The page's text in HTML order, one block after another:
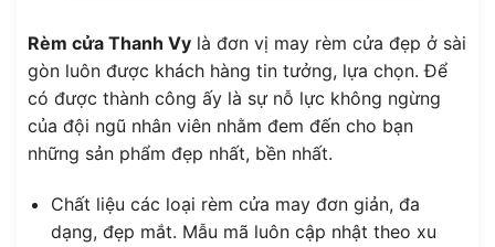
Rèm cửa Thanh Vy là đơn vị may rèm cửa đẹp ở sài
gòn luôn được khách hàng tin tưởng, lựa chọn. Để
có được thành công ấy là sự nỗ lực không ngừng
của đội ngũ nhân viên nhằm đem đến cho bạn
những sản phẩm đẹp nhất, bền nhất.
Chất liệu các loại rèm cửa may đơn giản, đa
dạng, đẹp mắt. Mẫu mã luôn cập nhật theo xu